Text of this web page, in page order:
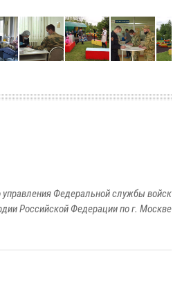
управления Федеральной службы войск
Российской Федерации по г. Москве